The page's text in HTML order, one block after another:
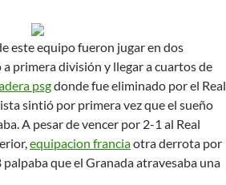
este equipo fueron jugar en dos
a primera división y llegar a cuartos de
psgdonde fue eliminado por el Real
sintió por primera vez que el sueño
A pesar de vencer por 2-1 al Real
equipacion franciaotra derrota por
que el Granada atravesaba una